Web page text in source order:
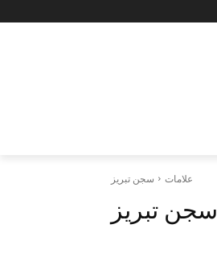
علامات سجن تبريز
سجن تبريز